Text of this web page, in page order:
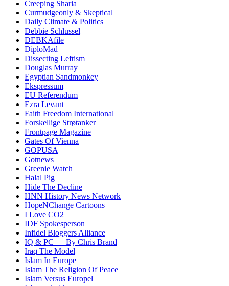
Creeping Sharia
Curmudgeonly & Skeptical
Daily Climate & Politics
Debbie Schlussel
DEBKAfile
DiploMad
Dissecting Leftism
Douglas Murray
Egyptian Sandmonkey
Ekspressum
EU Referendum
Ezra Levant
Faith Freedom International
Forskellige Strøtanker
Frontpage Magazine
Gates Of Vienna
GOPUSA
Gotnews
Greenie Watch
Halal Pig
Hide The Decline
HNN History News Network
HopeNChange Cartoons
I Love CO2
IDF Spokesperson
Infidel Bloggers Alliance
IQ & PC — By Chris Brand
Iraq The Model
Islam In Europe
Islam The Religion Of Peace
Islam Versus Europel